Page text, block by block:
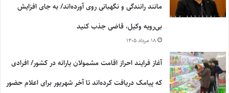
مانند رانندگی و نگهبانی روی آورده‌اند/ به جای افزایش
بی‌رویه وکیل، قاضی جذب کنید
۱۸ مرداد ۱۴۰۵
آغاز فرایند احراز اقامت مشمولان یارانه در کشور/ افرادی
که پیامک دریافت کرده‌اند تا آخر شهریور برای اعلام حضور